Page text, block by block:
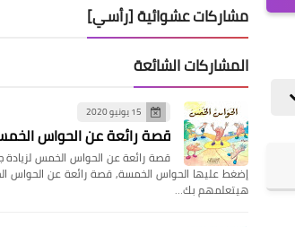
مشاركات عشوائية [رأسي]
المشاركات الشائعة
15 يونيو 2020
قصة رائعة عن الحواس
قصة رائعة عن الحواس الخمس لزيادة
إضغط عليها الحواس الخمسة, قصة رائعة عن الحواس
هيتعلمهم بك…